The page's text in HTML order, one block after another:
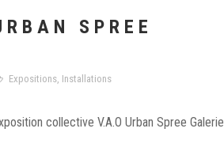
SPREE
Expositions, Installations
collective V.A.O Urban Spree Galerie